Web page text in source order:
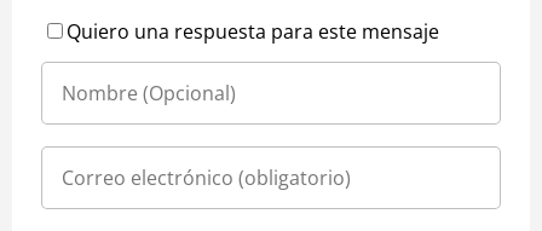
Quiero una respuesta para este mensaje